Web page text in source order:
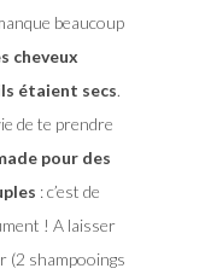
beaucoup
cheveux
étaient secs.
de te prendre
pour des
: c’est de
! A laisser
(2 shampooings